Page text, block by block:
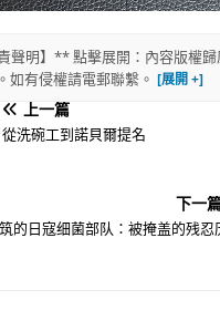
聲明】** 點擊展開：內容版權
如有侵權請電郵聯繫。
上一篇
從洗碗工到諾貝爾提名
下一
的日寇细菌部队：被掩盖的残忍